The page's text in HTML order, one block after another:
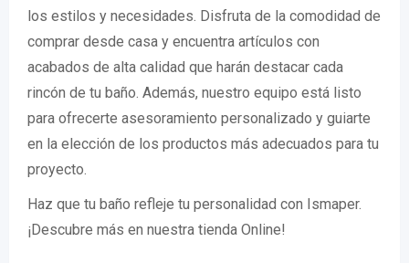
los estilos y necesidades. Disfruta de la comodidad de
comprar desde casa y encuentra artículos con
acabados de alta calidad que harán destacar cada
rincón de tu baño. Además, nuestro equipo está listo
para ofrecerte asesoramiento personalizado y guiarte
en la elección de los productos más adecuados para tu
proyecto.
Haz que tu baño refleje tu personalidad con Ismaper.
¡Descubre más en nuestra tienda Online!